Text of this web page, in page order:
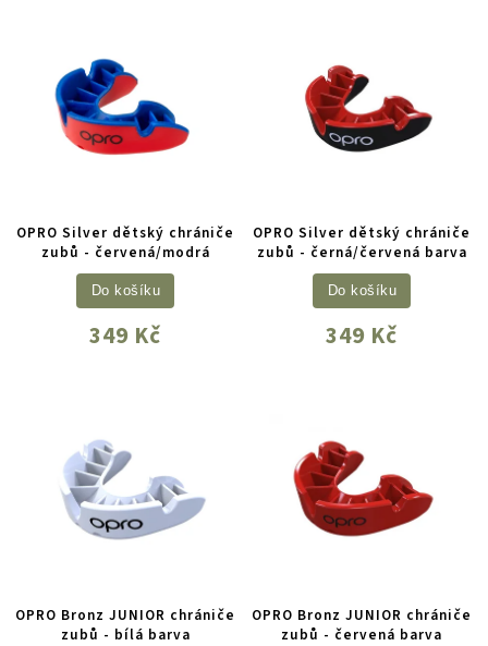
OPRO Silver dětský chrániče
zubů - červená/modrá
349 Kč
Do košíku
OPRO Silver dětský chrániče
zubů - černá/červená barva
349 Kč
Do košíku
OPRO Bronz JUNIOR chrániče
zubů - bílá barva
OPRO Bronz JUNIOR chrániče
zubů - červená barva